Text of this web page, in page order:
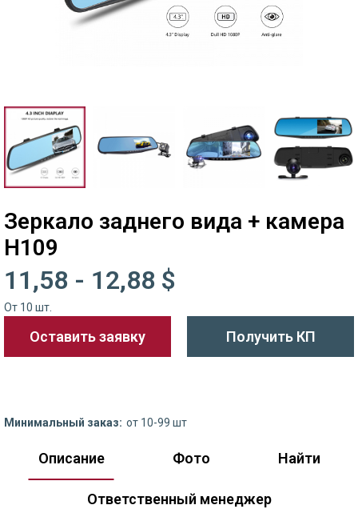
Зеркало заднего вида + камера
H109
11,58 - 12,88 $
От 10 шт.
Оставить заявку Получить КП
Минимальный заказ: от 10-99 шт
Описание Фото Найти
Ответственный менеджер